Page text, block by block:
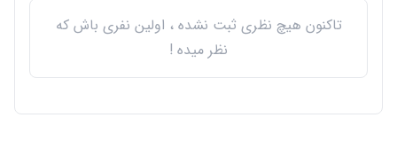
تاکنون هیچ نظری ثبت نشده ، اولین نفری باش که
نظر میده !